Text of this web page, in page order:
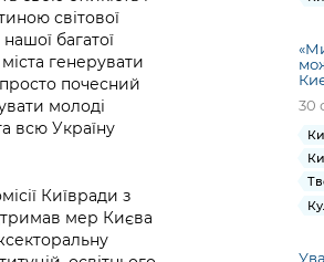
правових та
інших актів
KCSA
світової
багатої
генерувати
почесний
молоді
всю Україну
Київради з
мер Києва
30